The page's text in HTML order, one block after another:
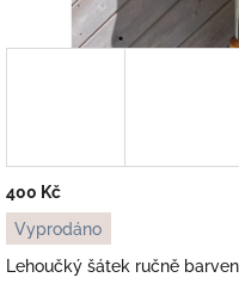
400 Kč
Měrná
cena:
Vyprodáno
Lehoučký šátek ručně